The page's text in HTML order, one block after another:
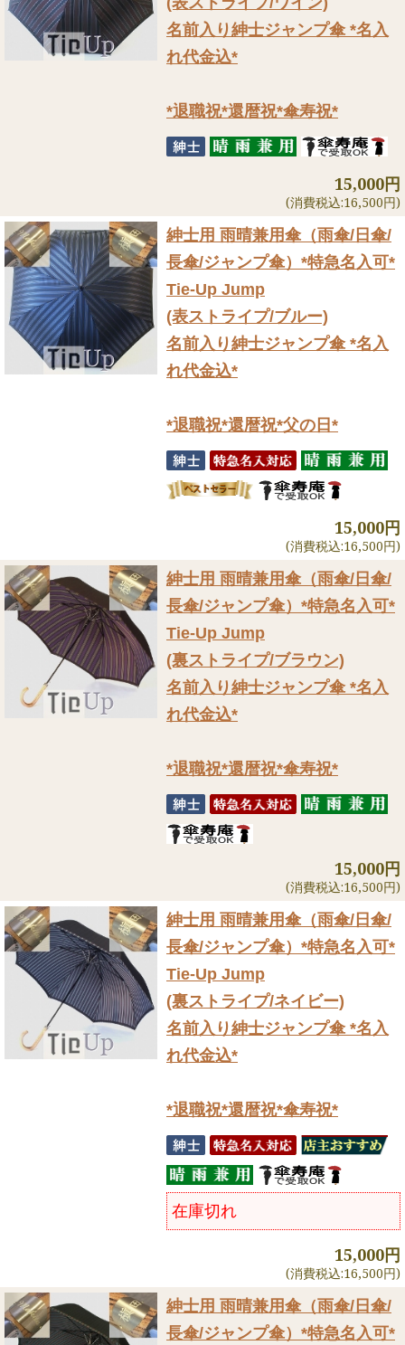
名前入り紳士ジャンプ傘 *名入
れ代金込*
*退職祝*還暦祝*傘寿祝*
15,000円
(消費税込:16,500円)
紳士用 雨晴兼用傘（雨傘/日傘/
長傘/ジャンプ傘） *特急名入可*
Tie-Up Jump
(表ストライプ/ブルー)
名前入り紳士ジャンプ傘 *名入
れ代金込*
*退職祝*還暦祝*父の日*
15,000円
(消費税込:16,500円)
紳士用 雨晴兼用傘（雨傘/日傘/
長傘/ジャンプ傘） *特急名入可*
Tie-Up Jump
(裏ストライプ/ブラウン)
名前入り紳士ジャンプ傘 *名入
れ代金込*
*退職祝*還暦祝*傘寿祝*
15,000円
(消費税込:16,500円)
紳士用 雨晴兼用傘（雨傘/日傘/
長傘/ジャンプ傘） *特急名入可*
Tie-Up Jump
(裏ストライプ/ネイビー)
名前入り紳士ジャンプ傘 *名入
れ代金込*
*退職祝*還暦祝*傘寿祝*
在庫切れ
15,000円
(消費税込:16,500円)
紳士用 雨晴兼用傘（雨傘/日傘/
長傘/ジャンプ傘） *特急名入可*